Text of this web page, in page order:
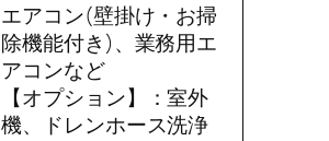
エアコン(壁掛け・お掃
除機能付き)、業務用エ
アコンなど
【オプション】：室外
機、ドレンホース洗浄